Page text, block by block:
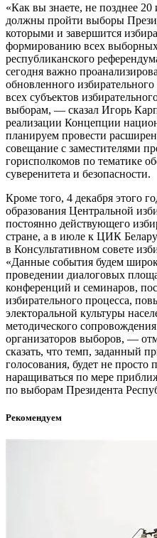
«Как вы знаете, не позднее
должны пройти выборы
которыми и завершится
формированию всех
республиканского
сегодня важно
обновленного избирательного
всех субъектов
выборам, — сказал Игорь
реализации Концепции
планируем провести
совещание с заместителями
горисполкомов по тематике
суверенитета и безопасности.
Кроме того, 4 декабря этого
образования Центральной
постоянно действующего
стране, а в июле к ЦИК
в Консультативном совете
«Данные события будем
проведении диалоговых
конференций и семинаров,
избирательного процесса,
электоральной культуры
методического
организаторов выборов, —
сказать, что темп, заданный
голосования, будет не просто
наращиваться по мере
по выборам Президента
Рекомендуем